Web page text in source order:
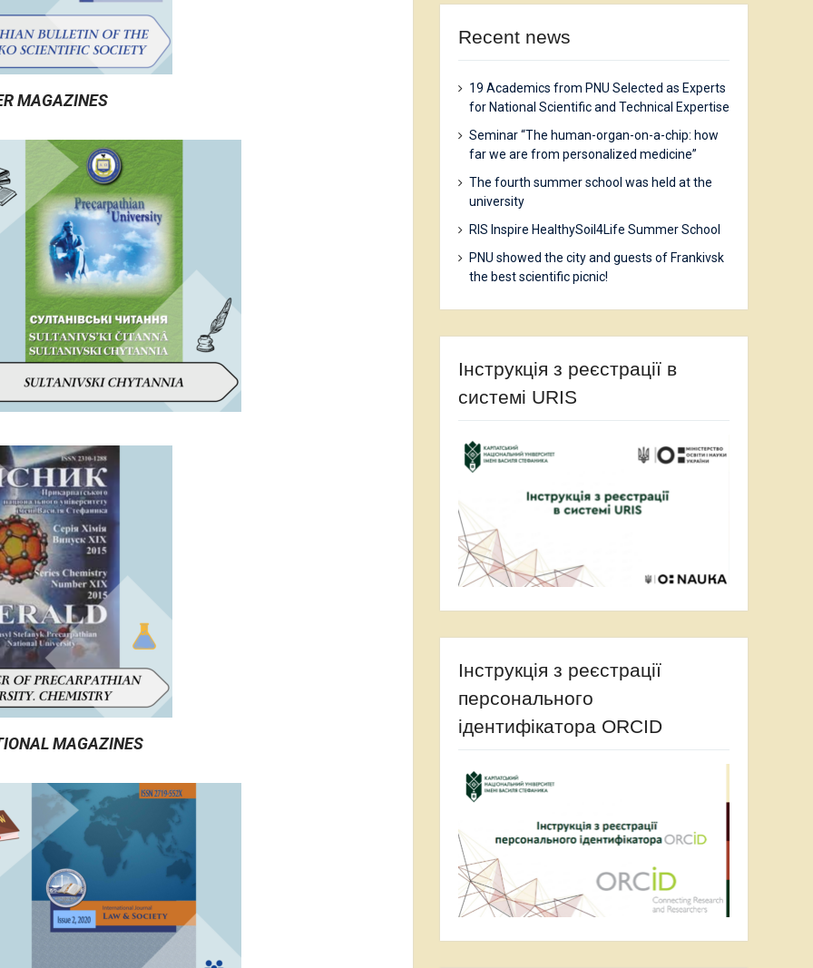
MAGAZINES
MAGAZINES
Recent news
19 Academics from PNU Selected as Experts
for National Scientific and Technical Expertise
Seminar “The human-organ-on-a-chip: how
far we are from personalized medicine”
The fourth summer school was held at the
university
RIS Inspire HealthySoil4Life Summer School
PNU showed the city and guests of Frankivsk
the best scientific picnic!
Інструкція з реєстрації в
системі URIS
Інструкція з реєстрації
персонального
ідентифікатора ORCID